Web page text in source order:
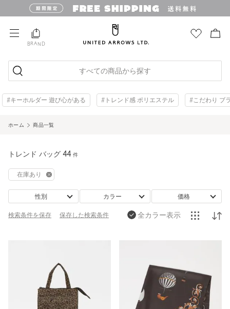
BRAND
すべての商品から探す
#キーホルダー 遊び心がある #トレンド感 ポリエステル #こだわり ブ
ホーム 商品一覧
トレンド バッグ 44 件
在庫あり
性別 カラー 価格
検索条件を保存 保存した検索条件 全カラー表示